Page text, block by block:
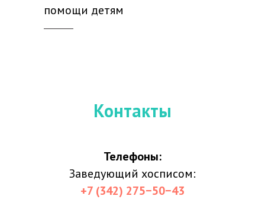
помощи детям
Контакты
Телефоны:
Заведующий хосписом:
+7 (342) 275−50−43